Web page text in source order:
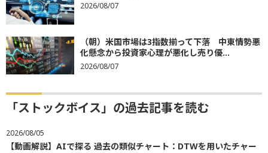
2026/08/07
（朝）米国市場は3指数揃って下落 中東情勢悪
化懸念から投資家心理が悪化し売り優...
2026/08/07
「ストックボイス」の過去記事を読む
2026/08/05
【動画解説】AIで探る 過去の類似チャート：DTWを用いたチャー